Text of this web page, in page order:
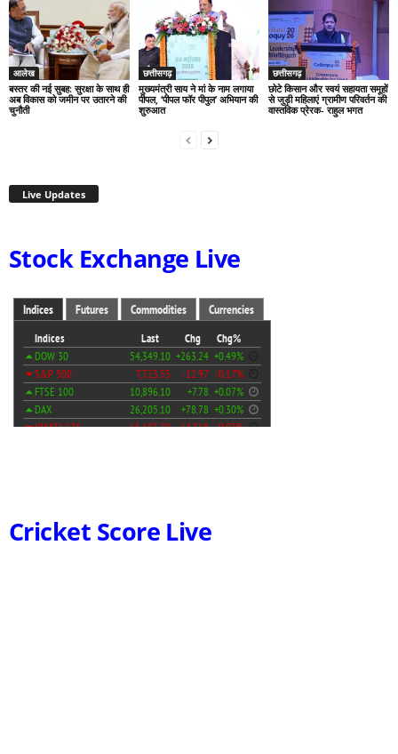
आलेख
बस्तर की नई सुबह: सुरक्षा के साथ ही
अब विकास को जमीन पर उतारने की
चुनौती
छत्तीसगढ़
मुख्यमंत्री साय ने मां के नाम लगाया
पीपल, ‘पीपल फॉर पीपुल’ अभियान की
शुरुआत
छत्तीसगढ़
छोटे किसान और स्वयं सहायता समूहों
से जुड़ी महिलाएं ग्रामीण परिवर्तन की
वास्तविक प्रेरक- राहुल भगत
Live Updates
Stock Exchange Live
Cricket Score Live